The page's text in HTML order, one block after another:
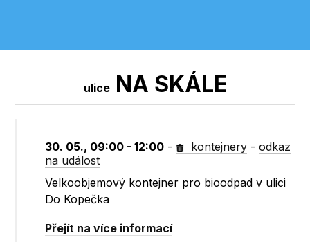
uliceNA SKÁLE
30. 05., 09:00 - 12:00 - kontejnery -odkaz
na událost
Velkoobjemový kontejner pro bioodpad v ulici
Do Kopečka
Přejít na více informací